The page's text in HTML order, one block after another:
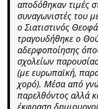
αποδόθηκαν τιμές
συναγωνιστές του
ο Σιατιστινός
τραγουδήθηκε ο
αδερφοποίησης
σχολείων
(με ευρωπαϊκή,
χορό). Μέσα από
παρελθόντος αλλά
έκφραση